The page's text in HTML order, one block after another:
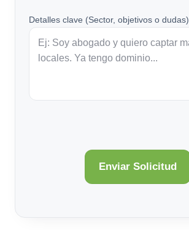
Detalles clave (Sector, objetivos o dudas)